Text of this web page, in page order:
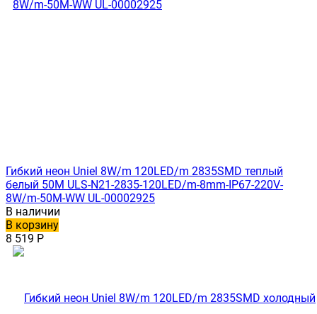
Гибкий неон Uniel 8W/m 120LED/m 2835SMD теплый
белый 50M ULS-N21-2835-120LED/m-8mm-IP67-220V-
8W/m-50M-WW UL-00002925
В наличии
В корзину
8 519 Р